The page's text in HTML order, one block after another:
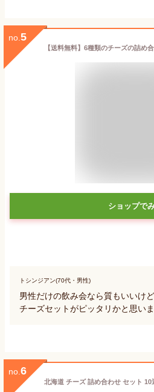
no. 5
ショップで
トシンジアン(70代・男性)
男性だけの飲み会なら質もいいけ
チーズセットがピッタリかと思いま
no. 6